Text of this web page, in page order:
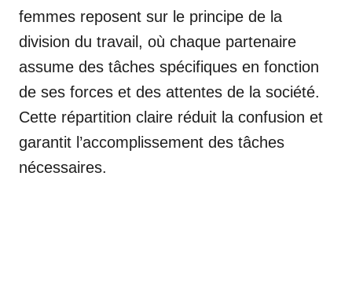
femmes reposent sur le principe de la
division du travail, où chaque partenaire
assume des tâches spécifiques en fonction
de ses forces et des attentes de la société.
Cette répartition claire réduit la confusion et
garantit l’accomplissement des tâches
nécessaires.